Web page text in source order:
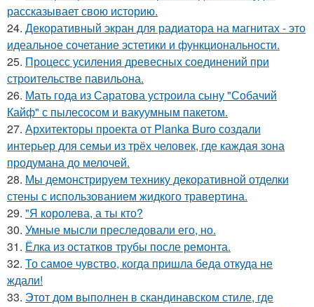
рассказывает свою историю.
24. Декоративный экран для радиатора на магнитах - это
идеальное сочетание эстетики и функциональности.
25. Процесс усиления древесных соединений при
строительстве павильона.
26. Мать года из Саратова устроила сыну "Собачий
Кайф" с пылесосом и вакуумным пакетом.
27. Архитекторы проекта от Planka Buro создали
интерьер для семьи из трёх человек, где каждая зона
продумана до мелочей.
28. Мы демонстрируем технику декоративной отделки
стены с использованием жидкого травертина.
29. "Я королева, а ты кто?
30. Умные мысли преследовали его, но.
31. Ёлка из остатков трубы после ремонта.
32. То самое чувство, когда пришла беда откуда не
ждали!
33. Этот дом выполнен в скандинавском стиле, где